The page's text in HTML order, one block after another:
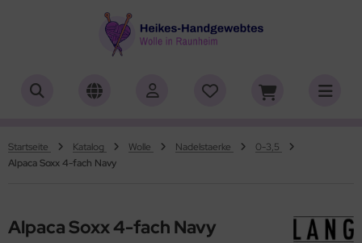
Startseite Katalog Wolle Nadelstaerke
0-3,5
Alpaca Soxx 4-fach Navy
Alpaca Soxx 4-fach Navy
ALLES ANZEIGEN AUS HERSTELLER (4762)
(222)
Yarns (1776)
ALLES ANZEIGEN AUS WOLLE (18919)
Wolle (4)
(1)
ALLES ANZEIGEN AUS WEBRAHMEN
Webrahmen (2)
(6)
ALLES ANZEIGEN AUS ZUBEHÖR
(3)
(1)
ALLES ANZEIGEN AUS SONDERPOSTEN (7)
- Lang Yarns (4)